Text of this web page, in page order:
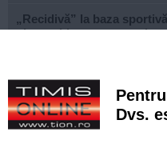
„Recidivă” la baza
niște echipamente
Ce facem astăzi, 8 august
Cum arată televizorul care
Dvs.